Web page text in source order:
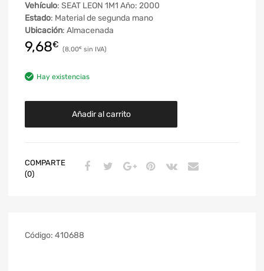
Vehículo: SEAT LEON 1M1 Año: 2000
Estado: Material de segunda mano
Ubicación: Almacenada
9,68€ 8,00€
Hay existencias
Añadir al carrito
COMPARTE
(0)
Código: 410688